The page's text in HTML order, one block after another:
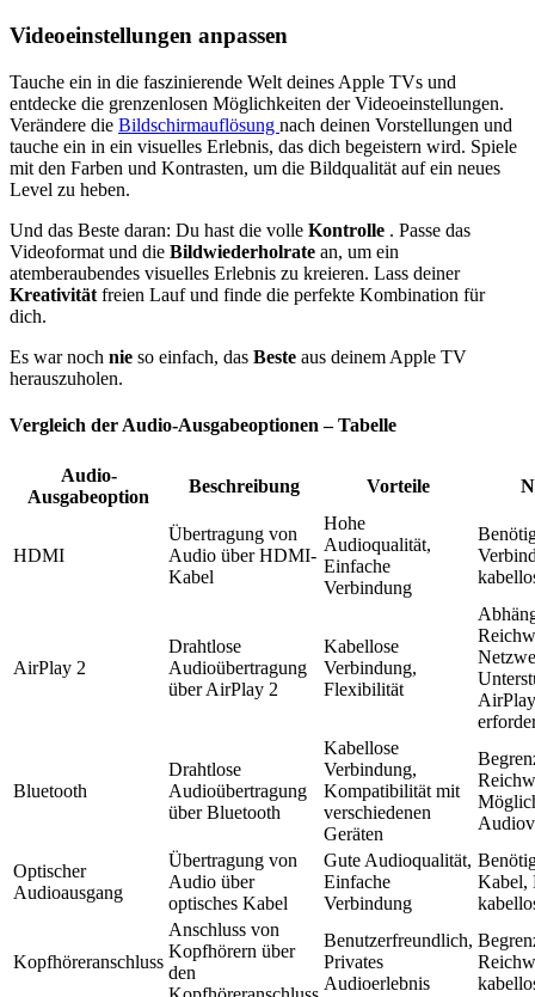
Videoeinstellungen anpassen
Tauche ein in die faszinierende Welt deines Apple TVs und
entdecke die grenzenlosen Möglichkeiten der Videoeinstellungen.
Verändere die Bildschirmauflösung nach deinen Vorstellungen und
tauche ein in ein visuelles Erlebnis, das dich begeistern wird. Spiele
mit den Farben und Kontrasten, um die Bildqualität auf ein neues
Level zu heben.
Und das Beste daran: Du hast die volle Kontrolle . Passe das
Videoformat und die Bildwiederholrate an, um ein
atemberaubendes visuelles Erlebnis zu kreieren. Lass deiner
Kreativität freien Lauf und finde die perfekte Kombination für
dich.
Es war noch nie so einfach, das Beste aus deinem Apple TV
herauszuholen.
Vergleich der Audio-Ausgabeoptionen – Tabelle
Audio-
Ausgabeoption
Beschreibung Vorteile
HDMI
Übertragung von
Audio über HDMI-
Kabel
Hohe
Audioqualität,
Einfache
Verbindung
AirPlay 2
Drahtlose
Audioübertragung
über AirPlay 2
Kabellose
Verbindung,
Flexibilität
Bluetooth
Drahtlose
Audioübertragung
über Bluetooth
Kabellose
Verbindung,
Kompatibilität mit
verschiedenen
Geräten
Optischer
Audioausgang
Übertragung von
Audio über
optisches Kabel
Gute Audioqualität,
Einfache
Verbindung
Kabel,
Kopfhöreranschluss
Anschluss von
Kopfhörern über
den
Benutzerfreundlich,
Privates
Audioerlebnis